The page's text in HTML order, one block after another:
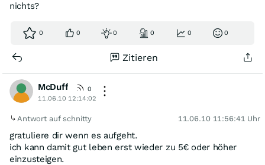
nichts?
0 0 0 0 0 0
Zitieren
McDuff
0
11.06.10 12:14:02
Antwort auf schnitty 11.06.10 11:56:41 Uhr
gratuliere dir wenn es aufgeht.
ich kann damit gut leben erst wieder zu 5€ oder höher
einzusteigen.